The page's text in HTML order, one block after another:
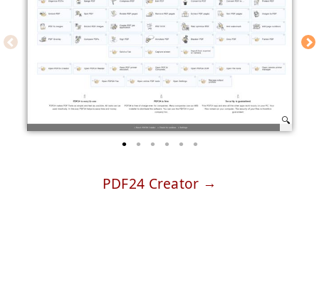
PDF24 Creator